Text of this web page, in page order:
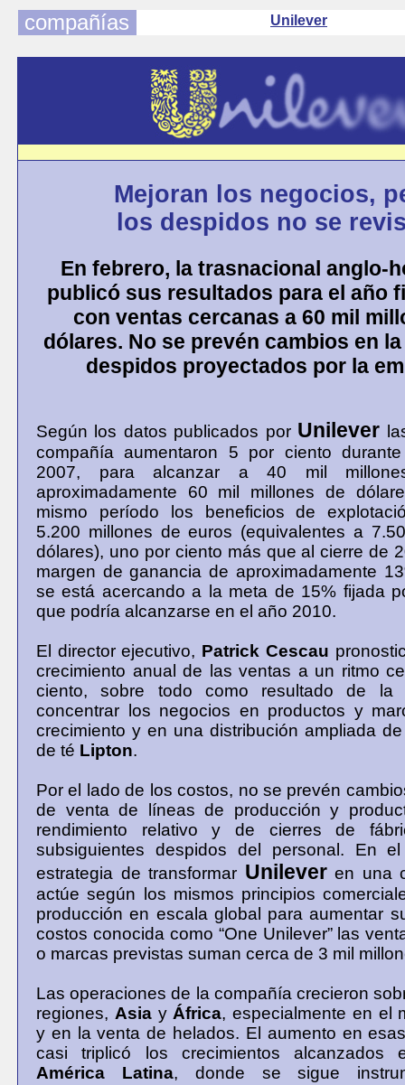
compañías Unilever
Mejoran los negocios,
los despidos no se
En febrero, la trasnacional anglo-
publicó sus resultados para el año
con ventas cercanas a 60 mil
dólares. No se prevén cambios en
despidos proyectados por la
Según los datos publicados por Unilever
compañía aumentaron 5 por ciento
2007, para alcanzar a 40 mil
aproximadamente 60 mil millones de
mismo período los beneficios de
5.200 millones de euros (equivalentes a
dólares), uno por ciento más que al cierre de
margen de ganancia de aproximadamente
se está acercando a la meta de 15% fijada
que podría alcanzarse en el año 2010.
El director ejecutivo, Patrick Cescau
crecimiento anual de las ventas a un ritmo
ciento, sobre todo como resultado de la
concentrar los negocios en productos y
crecimiento y en una distribución ampliada
de té Lipton.
Por el lado de los costos, no se prevén
de venta de líneas de producción y
rendimiento relativo y de cierres de
subsiguientes despidos del personal. En
estrategia de transformar Unileveren una
actúe según los mismos principios
producción en escala global para aumentar
costos conocida como “One Unilever” las
o marcas previstas suman cerca de 3 mil
Las operaciones de la compañía crecieron
regiones, Asiay África, especialmente en el
y en la venta de helados. El aumento en
casi triplicó los crecimientos
América Latina, donde se sigue